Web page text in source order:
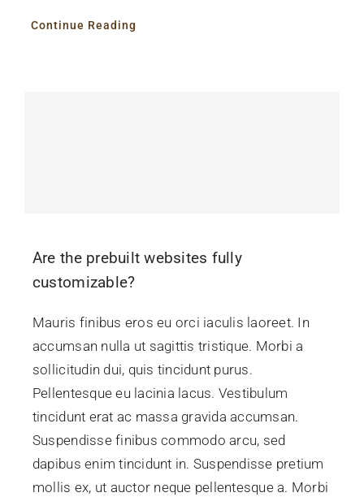
Continue Reading
Are the prebuilt websites fully
customizable?
Mauris finibus eros eu orci iaculis laoreet. In
accumsan nulla ut sagittis tristique. Morbi a
sollicitudin dui, quis tincidunt purus.
Pellentesque eu lacinia lacus. Vestibulum
tincidunt erat ac massa gravida accumsan.
Suspendisse finibus commodo arcu, sed
dapibus enim tincidunt in. Suspendisse pretium
mollis ex, ut auctor neque pellentesque a. Morbi